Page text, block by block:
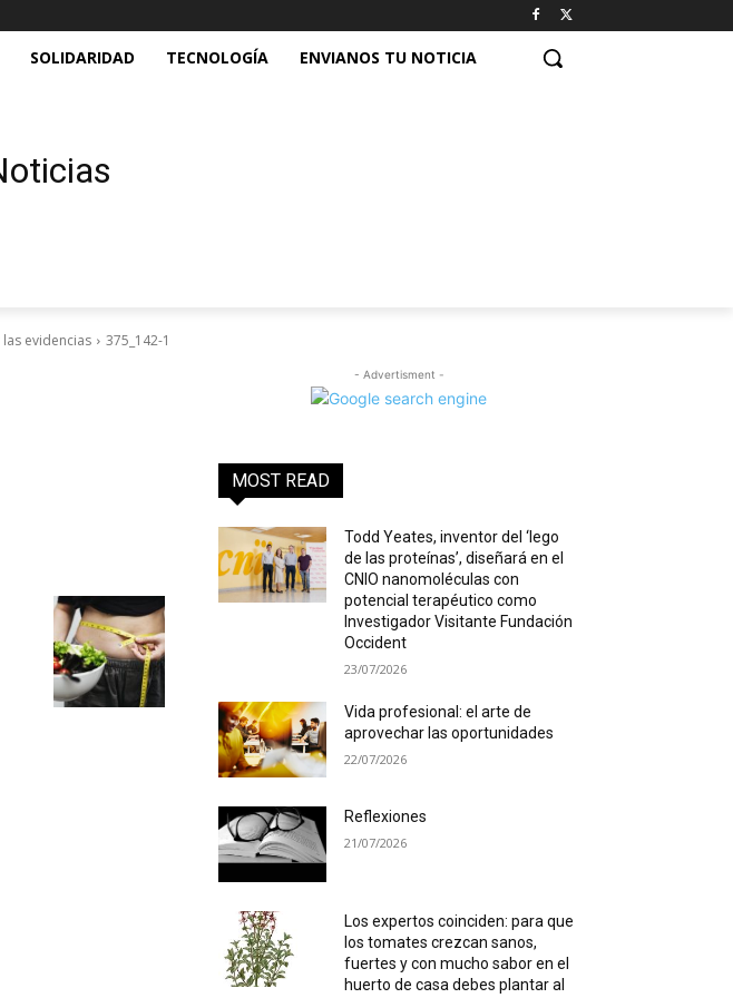
SOLIDARIDAD TECNOLOGÍA ENVIANOS TU NOTICIA
evidencias 375_142-1
- Advertisment -
MOST READ
Todd Yeates, inventor del ‘lego
de las proteínas’, diseñará en el
CNIO nanomoléculas con
potencial terapéutico como
Investigador Visitante Fundación
Occident
23/07/2026
Vida profesional: el arte de
aprovechar las oportunidades
22/07/2026
Reflexiones
21/07/2026
Los expertos coinciden: para que
los tomates crezcan sanos,
fuertes y con mucho sabor en el
huerto de casa debes plantar al